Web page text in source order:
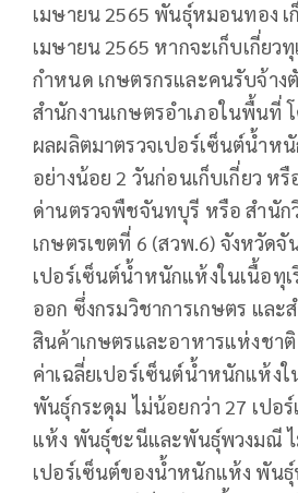
เมษายน 2565 พันธุ์หมอนทอง เ
เมษายน 2565 หากจะเก็บเกี่ยว
กำหนด เกษตรกรและคนรับจ้าง
สำนักงานเกษตรอำเภอในพื้นที่
ผลผลิตมาตรวจเปอร์เซ็นต์น้ำห
อย่างน้อย 2 วันก่อนเก็บเกี่ยว ห
ด่านตรวจพืชจันทบุรี หรือ สำนั
เกษตรเขตที่ 6 (สวพ.6) จังหวัด
เปอร์เซ็นต์น้ำหนักแห้งในเนื้อทุ
ออก ซึ่งกรมวิชาการเกษตร และ
สินค้าเกษตรและอาหารแห่งชา
ค่าเฉลี่ยเปอร์เซ็นต์น้ำหนักแห้ง
พันธุ์กระดุม ไม่น้อยกว่า 27 เปอ
แห้ง พันธุ์ชะนีและพันธุ์พวงมณี
เปอร์เซ็นต์ของน้ำหนักแห้ง พัน